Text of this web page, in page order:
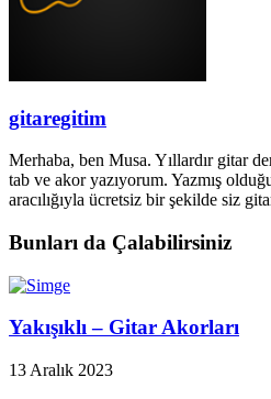
gitaregitim
Merhaba, ben Musa. Yıllardır gitar
tab ve akor yazıyorum. Yazmış
aracılığıyla ücretsiz bir şekilde siz
Bunları da Çalabilirsiniz
Yakışıklı – Gitar Akorları
13 Aralık 2023